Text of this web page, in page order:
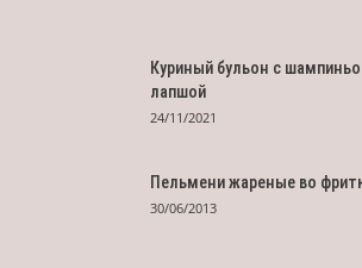
Куриный бульон с
лапшой
24/11/2021
Пельмени жареные во
30/06/2013